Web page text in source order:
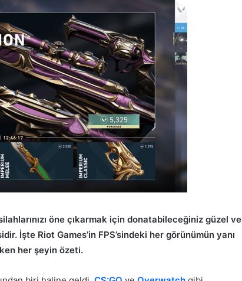
öne çıkarmak için donatabileceğiniz güzel ve
İşte Riot Games’in FPS’sindeki her görünümün yanı
her şeyin özeti.